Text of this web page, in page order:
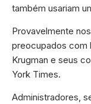
também usariam
Provavelmente
preocupados com
Krugman e seus
York Times.
Administradores,